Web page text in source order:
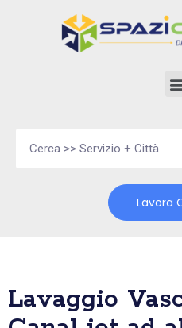
Lavora
Lavaggio